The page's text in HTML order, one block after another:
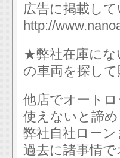
広告に掲載し
http://
★弊社在庫にな
の車両を探し
他店でオート
使えないと諦
弊社自社ロー
過去に諸事情